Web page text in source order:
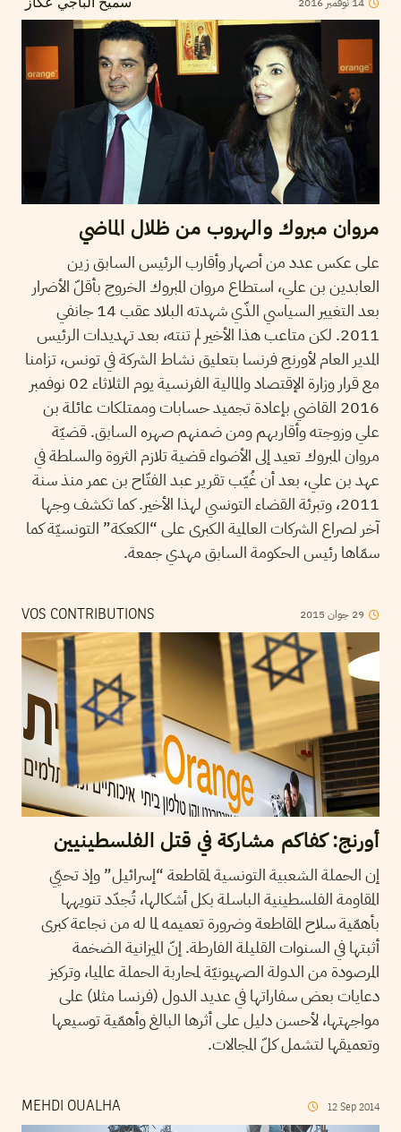
سميح الباجي عكاز
مروان مبروك والهروب من ظلال الماضي
على عكس عدد من أصهار وأقارب الرئيس السابق زين
العابدين بن علي، استطاع مروان المبروك الخروج بأقلّ الأضرار
بعد التغيير السياسي الذّي شهدته البلاد عقب 14 جانفي
2011. لكن متاعب هذا الأخير لم تنته، بعد تهديدات الرئيس
المدير العام لأورنج فرنسا بتعليق نشاط الشركة في تونس، تزامنا
مع قرار وزارة الإقتصاد والمالية الفرنسية يوم الثلاثاء 02 نوفمبر
2016 القاضي بإعادة تجميد حسابات وممتلكات عائلة بن
علي وزوجته وأقاربهم ومن ضمنهم صهره السابق. قضيّة
مروان المبروك تعيد إلى الأضواء قضية تلازم الثروة والسلطة في
عهد بن علي، بعد أن غُيّب تقرير عبد الفتّاح بن عمر منذ سنة
2011، وتبرئة القضاء التونسي لهذا الأخير. كما تكشف وجها
آخر لصراع الشركات العالمية الكبرى على “الكعكة” التونسيّة كما
سمّاها رئيس الحكومة السابق مهدي جمعة.
VOS CONTRIBUTIONS 29 جوان 2015
أورنج: كفاكم مشاركة في قتل الفلسطينيين
إن الحملة الشعبية التونسية لمقاطعة “إسرائيل” وإذ تحيّي
المقاومة الفلسطينية الباسلة بكل أشكالها، تُجدّد تنويهها
بأهمّية سلاح المقاطعة وضرورة تعميمه لما له من نجاعة كبرى
أثبتها في السنوات القليلة الفارطة. إنّ الميزانية الضخمة
المرصودة من الدولة الصهيونيّة لمحاربة الحملة عالميا، وتركيز
دعايات بعض سفاراتها في عديد الدول (فرنسا مثلا) على
مواجهتها، لأحسن دليل على أثرها البالغ وأهمّية توسيعها
وتعميقها لتشمل كلّ المجالات.
MEHDI OUALHA 12 Sep 2014